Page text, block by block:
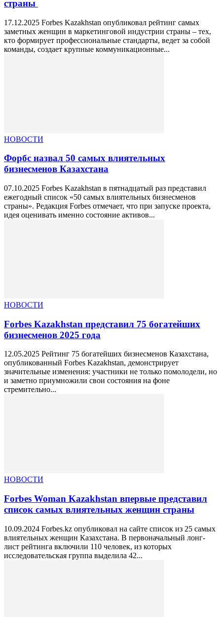
страны
17.12.2025 Forbes Kazakhstan опубликовал рейтинг самых
заметных женщин в маркетинговой индустрии страны – тех,
кто формирует профессиональные стандарты, ведет за собой
команды, создает крупные коммуникационные...
НОВОСТИ
Форбс назвал 50 самых влиятельных
бизнесменов Казахстана
07.10.2025 Forbes Kazakhstan в пятнадцатый раз представил
ежегодный список «50 самых влиятельных бизнесменов
страны». Редакция Forbes отмечает, что при запуске проекта,
идея оценивать именно состояние активов...
НОВОСТИ
Forbes Kazakhstan представил 75 богатейших
бизнесменов 2025 года
12.05.2025 Рейтинг 75 богатейших бизнесменов Казахстана,
опубликованный Forbes Kazakhstan, демонстрирует
значительные изменения: участники не только помолодели, но
и заметно приумножили свои состояния на фоне
стремительно...
НОВОСТИ
Forbes Woman Kazakhstan впервые представил
список самых влиятельных женщин страны
10.09.2024 Forbes.kz опубликовал на сайте список из 25 самых
влиятельных женщин Казахстана. В первоначальный лонг-
лист рейтинга включили 110 человек, из которых
исследовательская группа выделила 42...